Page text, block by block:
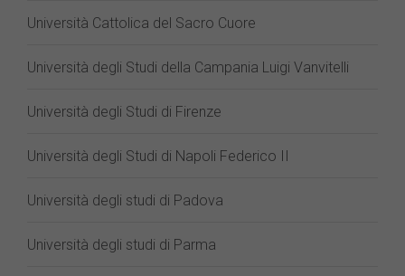
Università Cattolica del Sacro Cuore
Università degli Studi della Campania Luigi Vanvitelli
Università degli Studi di Firenze
Università degli Studi di Napoli Federico II
Università degli studi di Padova
Università degli studi di Parma